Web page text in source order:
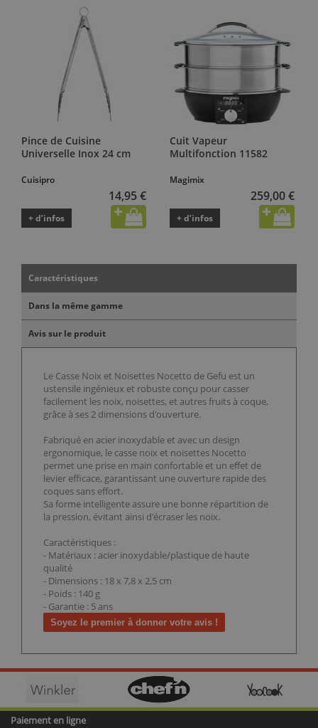
Pince de Cuisine
Universelle Inox 24 cm
Cuisipro
14,95 €
+ d’infos
Cuit Vapeur
Multifonction 11582
Magimix
259,00 €
+ d’infos
Caractéristiques
Dans la même gamme
Avis sur le produit
Le Casse Noix et Noisettes Nocetto de Gefu est un
ustensile ingénieux et robuste conçu pour casser
facilement les noix, noisettes, et autres fruits à coque,
grâce à ses 2 dimensions d'ouverture.
Fabriqué en acier inoxydable et avec un design
ergonomique, le casse noix et noisettes Nocetto
permet une prise en main confortable et un effet de
levier efficace, garantissant une ouverture rapide des
coques sans effort.
Sa forme intelligente assure une bonne répartition de
la pression, évitant ainsi d'écraser les noix.
Caractéristiques :
- Matériaux : acier inoxydable/plastique de haute
qualité
- Dimensions : 18 x 7,8 x 2,5 cm
- Poids : 140 g
- Garantie : 5 ans
Soyez le premier à donner votre avis !
Paiement en ligne